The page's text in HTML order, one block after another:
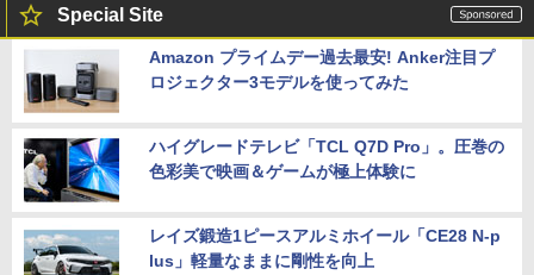
Special Site
Amazon プライムデー過去最安! Anker注目プ
ロジェクター3モデルを使ってみた
ハイグレードテレビ「TCL Q7D Pro」。圧巻の
色彩美で映画＆ゲームが極上体験に
レイズ鍛造1ピースアルミホイール「CE28 N-p
lus」軽量なままに剛性を向上